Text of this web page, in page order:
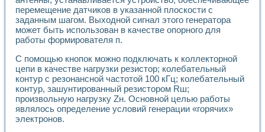
Лабораторный практикум по дисциплине «Цифровые
Лабораторный практикум по ИНС на основе LabVIEW
Лабораторный практикум по основам теории коммутации
Опыт использования NI LabVIEW для создания
Создание виртуальной работы «Изучение магнитных
Обратный маятник
Устройство для изучения основ интерфейсов обмена по
Лабораторный практикум: изучение адиабатического
Стенд для исследования электрических переходных
Система статистической обработки результатов
перемещение датчиков в указанной плоскости с
заданным шагом. Выходной сигнал этого генератора
может быть использован в качестве опорного для
работы формирователя п.
С помощью кнопок можно подключать к коллекторной
цепи в качестве нагрузки резистор; колебательный
контур с резонансной частотой 100 кГц; колебательный
контур, зашунтированный резистором Rш;
произвольную нагрузку Zн. Основной целью работы
являлось определение условий генерации «горячих»
электронов.